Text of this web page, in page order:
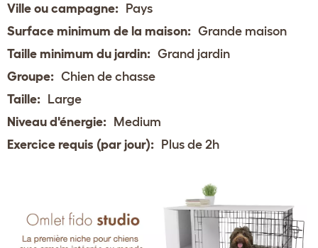
Ville ou campagne: Pays
Surface minimum de la maison: Grande maison
Taille minimum du jardin: Grand jardin
Groupe: Chien de chasse
Taille: Large
Niveau d'énergie: Medium
Exercice requis (par jour): Plus de 2h